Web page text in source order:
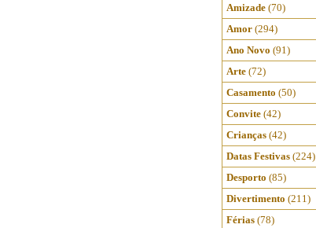
Amizade (70)
Amor (294)
Ano Novo (91)
Arte (72)
Casamento (50)
Convite (42)
Crianças (42)
Datas Festivas (224)
Desporto (85)
Divertimento (211)
Férias (78)